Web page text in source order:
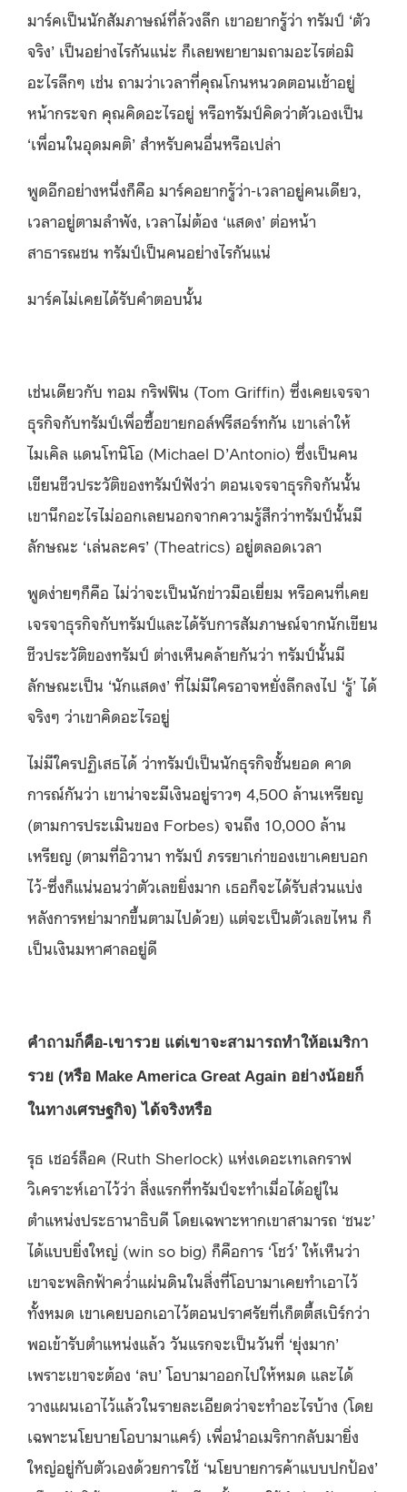
มาร์คเป็นนักสัมภาษณ์ที่ล้วงลึก เขาอยากรู้ว่า ทรัมป์ ‘ตัว
จริง’ เป็นอย่างไรกันแน่ะ ก็เลยพยายามถามอะไรต่อมิ
อะไรลึกๆ เช่น ถามว่าเวลาที่คุณโกนหนวดตอนเช้าอยู่
หน้ากระจก คุณคิดอะไรอยู่ หรือทรัมป์คิดว่าตัวเองเป็น
‘เพื่อนในอุดมคติ’ สำหรับคนอื่นหรือเปล่า
พูดอีกอย่างหนึ่งก็คือ มาร์คอยากรู้ว่า-เวลาอยู่คนเดียว,
เวลาอยู่ตามลำพัง, เวลาไม่ต้อง ‘แสดง’ ต่อหน้า
สาธารณชน ทรัมป์เป็นคนอย่างไรกันแน่
มาร์คไม่เคยได้รับคำตอบนั้น
เช่นเดียวกับ ทอม กริฟฟิน (Tom Griffin) ซึ่งเคยเจรจา
ธุรกิจกับทรัมป์เพื่อซื้อขายกอล์ฟรีสอร์ทกัน เขาเล่าให้
ไมเคิล แดนโทนิโอ (Michael D’Antonio) ซึ่งเป็นคน
เขียนชีวประวัติของทรัมป์ฟังว่า ตอนเจรจาธุรกิจกันนั้น
เขานึกอะไรไม่ออกเลยนอกจากความรู้สึกว่าทรัมป์นั้นมี
ลักษณะ ‘เล่นละคร’ (Theatrics) อยู่ตลอดเวลา
พูดง่ายๆก็คือ ไม่ว่าจะเป็นนักข่าวมือเยี่ยม หรือคนที่เคย
เจรจาธุรกิจกับทรัมป์และได้รับการสัมภาษณ์จากนักเขียน
ชีวประวัติของทรัมป์ ต่างเห็นคล้ายกันว่า ทรัมป์นั้นมี
ลักษณะเป็น ‘นักแสดง’ ที่ไม่มีใครอาจหยั่งลึกลงไป ‘รู้’ ได้
จริงๆ ว่าเขาคิดอะไรอยู่
ไม่มีใครปฏิเสธได้ ว่าทรัมป์เป็นนักธุรกิจชั้นยอด คาด
การณ์กันว่า เขาน่าจะมีเงินอยู่ราวๆ 4,500 ล้านเหรียญ
(ตามการประเมินของ Forbes) จนถึง 10,000 ล้าน
เหรียญ (ตามที่อิวานา ทรัมป์ ภรรยาเก่าของเขาเคยบอก
ไว้-ซึ่งก็แน่นอนว่าตัวเลขยิ่งมาก เธอก็จะได้รับส่วนแบ่ง
หลังการหย่ามากขึ้นตามไปด้วย) แต่จะเป็นตัวเลขไหน ก็
เป็นเงินมหาศาลอยู่ดี
คำถามก็คือ-เขารวย แต่เขาจะสามารถทำให้อเมริกา
รวย (หรือ Make America Great Again อย่างน้อยก็
ในทางเศรษฐกิจ) ได้จริงหรือ
รุธ เชอร์ล็อค (Ruth Sherlock) แห่งเดอะเทเลกราฟ
วิเคราะห์เอาไว้ว่า สิ่งแรกที่ทรัมป์จะทำเมื่อได้อยู่ใน
ตำแหน่งประธานาธิบดี โดยเฉพาะหากเขาสามารถ ‘ชนะ’
ได้แบบยิ่งใหญ่ (win so big) ก็คือการ ‘โชว์’ ให้เห็นว่า
เขาจะพลิกฟ้าคว่ำแผ่นดินในสิ่งที่โอบามาเคยทำเอาไว้
ทั้งหมด เขาเคยบอกเอาไว้ตอนปราศรัยที่เก็ตตี้สเบิร์กว่า
พอเข้ารับตำแหน่งแล้ว วันแรกจะเป็นวันที่ ‘ยุ่งมาก’
เพราะเขาจะต้อง ‘ลบ’ โอบามาออกไปให้หมด และได้
วางแผนเอาไว้แล้วในรายละเอียดว่าจะทำอะไรบ้าง (โดย
เฉพาะนโยบายโอบามาแคร์) เพื่อนำอเมริกากลับมายิ่ง
ใหญ่อยู่กับตัวเองด้วยการใช้ ‘นโยบายการค้าแบบปกป้อง’